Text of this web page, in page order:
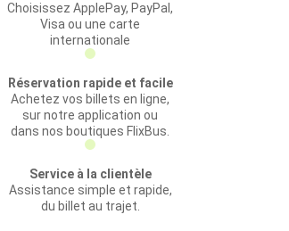
Choisissez ApplePay, PayPal,
Visa ou une carte
internationale
Réservation rapide et facile
Achetez vos billets en ligne,
sur notre application ou
dans nos boutiques FlixBus.
Service à la clientèle
Assistance simple et rapide,
du billet au trajet.